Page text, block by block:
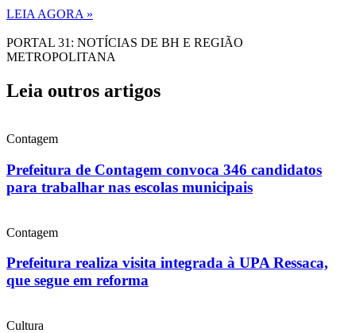
LEIA AGORA »
PORTAL 31: NOTÍCIAS DE BH E REGIÃO
METROPOLITANA
Leia outros artigos
Contagem
Prefeitura de Contagem convoca 346 candidatos
para trabalhar nas escolas municipais
Contagem
Prefeitura realiza visita integrada à UPA Ressaca,
que segue em reforma
Cultura